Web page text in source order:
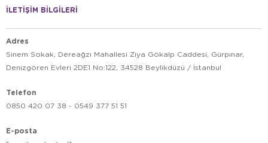
İLETİŞİM BİLGİLERİ
Adres
Sinem Sokak, Dereağzı Mahallesi Ziya Gökalp Caddesi, Gürpınar,
Denizgören Evleri 2DE1 No:122, 34528 Beylikdüzü / İstanbul
Telefon
0850 420 07 38 - 0549 377 51 51
E-posta